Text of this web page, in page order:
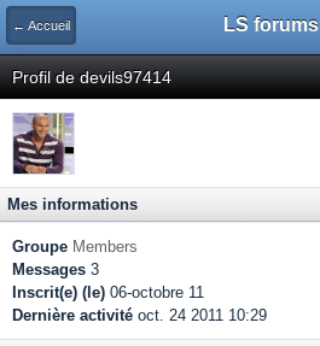
← Accueil LS forums
Profil de devils97414
Mes informations
Groupe Members
Messages 3
Inscrit(e) (le) 06-octobre 11
Dernière activité oct. 24 2011 10:29